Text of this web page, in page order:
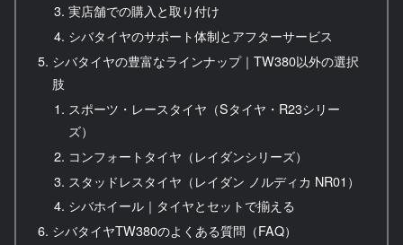
実店舗での購入と取り付け
シバタイヤのサポート体制とアフターサービス
シバタイヤの豊富なラインナップ｜TW380以外の選択
肢
スポーツ・レースタイヤ（Sタイヤ・R23シリー
ズ）
コンフォートタイヤ（レイダンシリーズ）
スタッドレスタイヤ（レイダン ノルディカ NR01）
シバホイール｜タイヤとセットで揃える
シバタイヤTW380のよくある質問（FAQ）